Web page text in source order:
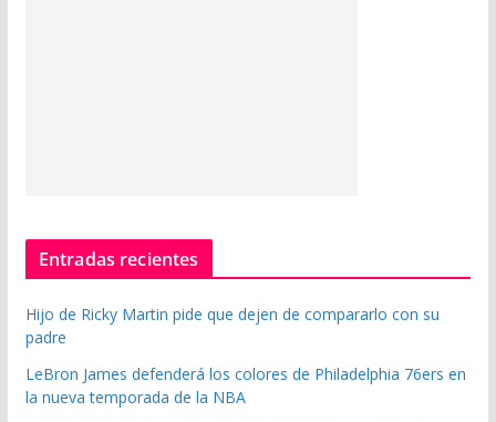
Entradas recientes
Hijo de Ricky Martin pide que dejen de compararlo con su
padre
LeBron James defenderá los colores de Philadelphia 76ers en
la nueva temporada de la NBA